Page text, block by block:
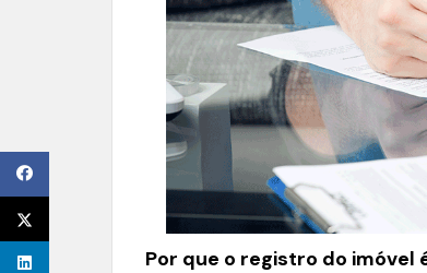
Por que o registro do imóvel